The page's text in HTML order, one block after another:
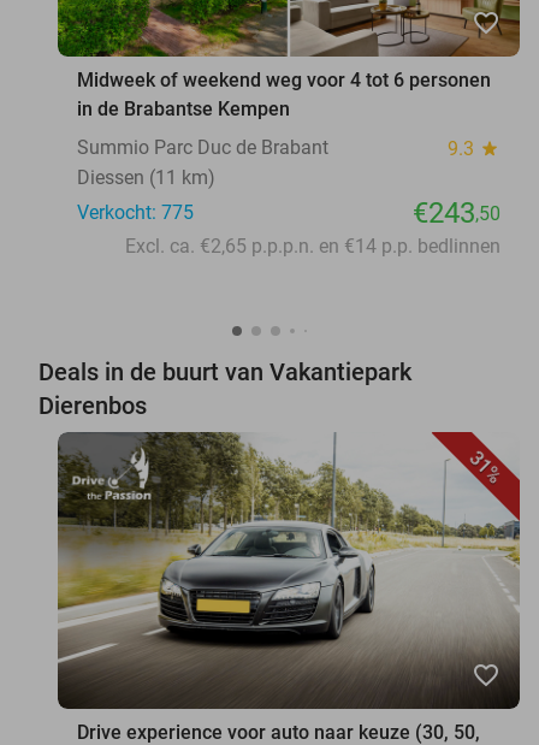
favorite_border
Midweek of weekend weg voor 4 tot 6 personen
in de Brabantse Kempen
Summio Parc Duc de Brabant
9.3 star
Diessen (11 km)
Verkocht: 775
€243,50
Excl. ca. €2,65 p.p.p.n. en €14 p.p. bedlinnen
Deals in de buurt van Vakantiepark
Dierenbos
31%
favorite_border
Drive experience voor auto naar keuze (30, 50,